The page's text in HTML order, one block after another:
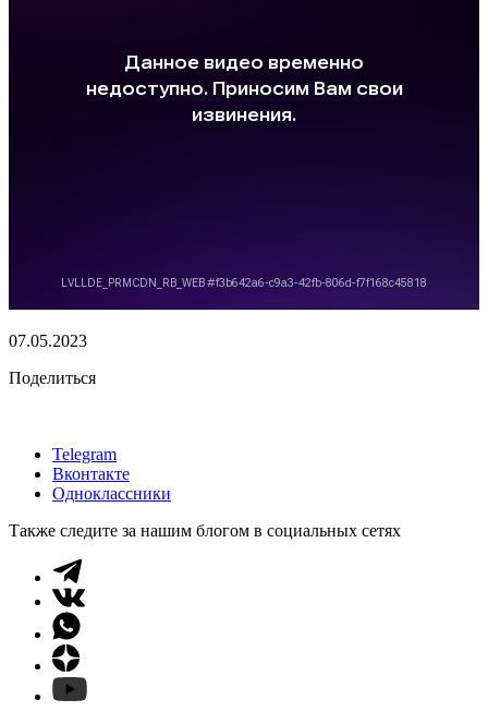
07.05.2023
Поделиться
Telegram
Вконтакте
Одноклассники
Также следите за нашим блогом в социальных сетях